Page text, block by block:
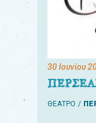
30 Ιουνίου
ΘΕΑΤΡΟ